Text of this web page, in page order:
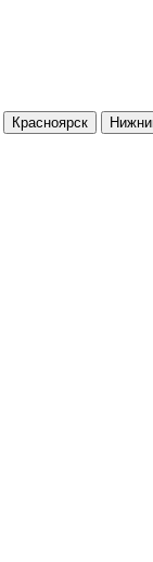
Красноярск